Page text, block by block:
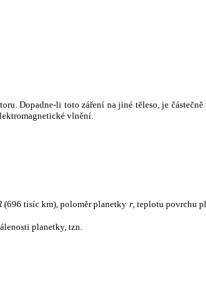
Dopadne-li toto záření na jiné těleso, je částečně
vlnění.
(696 tisíc km), poloměr planetky r, teplotu povrchu
planetky, tzn.